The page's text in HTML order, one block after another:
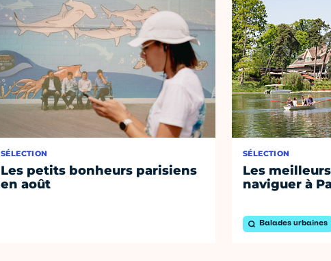
SÉLECTION
Les petits bonheurs parisiens
en août
SÉLECTION
Les
naviguer à
Balades urbaines